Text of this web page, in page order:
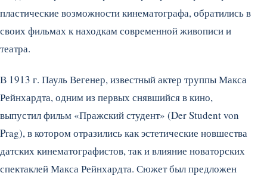
пластические возможности кинематографа, обратились в
своих фильмах к находкам современной живописи и
театра.
В 1913 г. Пауль Вегенер, известный актер труппы Макса
Рейнхардта, одним из первых снявшийся в кино,
выпустил фильм «Пражский студент» (Der Student von
Prag), в котором отразились как эстетические новшества
датских кинематографистов, так и влияние новаторских
спектаклей Макса Рейнхардта. Сюжет был предложен